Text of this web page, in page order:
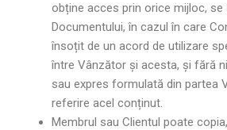
obține acces prin orice mijloc, se
Documentului, în cazul în care
însoțit de un acord de utilizare
între Vânzător și acesta, și fără
sau expres formulată din partea
referire acel conținut.
Membrul sau Clientul poate